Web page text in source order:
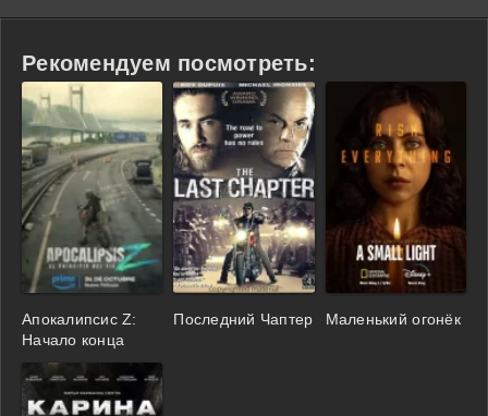
Рекомендуем посмотреть:
Апокалипсис Z:
Начало конца
Последний Чаптер Маленький огонёк